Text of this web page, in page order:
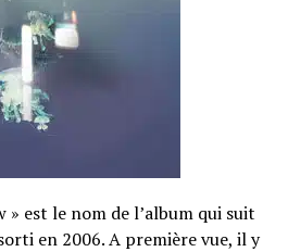
» est le nom de l’album qui suit
en 2006. A première vue, il y